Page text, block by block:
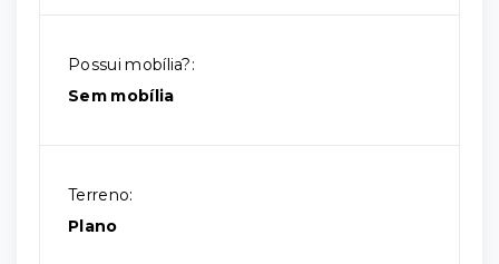
Possui mobília?:
Sem mobília
Terreno:
Plano